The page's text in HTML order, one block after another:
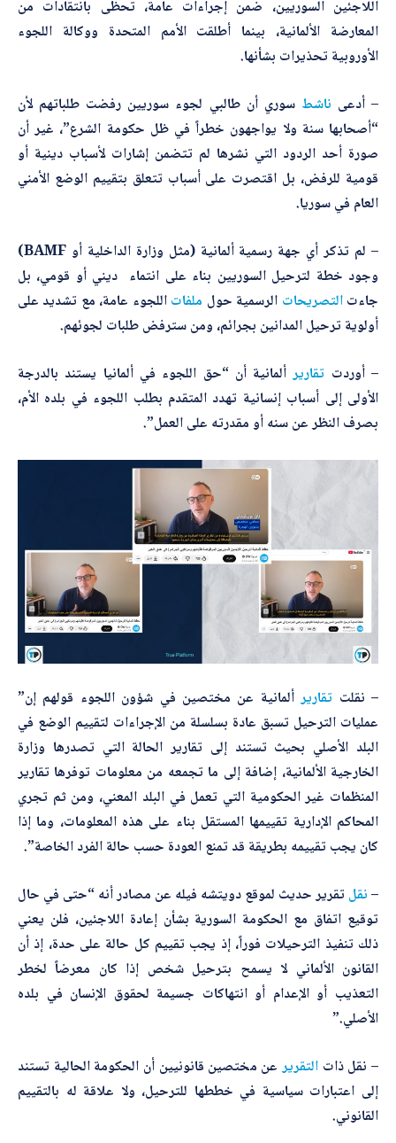
اللاجئين السوريين، ضمن إجراءات عامة، تحظى بانتقادات من
المعارضة الألمانية، بينما أطلقت الأمم المتحدة ووكالة اللجوء
الأوروبية تحذيرات بشأنها.
– أدعى ناشط سوري أن طالبي لجوء سوريين رفضت طلباتهم لأن
“أصحابها سنة ولا يواجهون خطراً في ظل حكومة الشرع”، غير أن
صورة أحد الردود التي نشرها لم تتضمن إشارات لأسباب دينية أو
قومية للرفض، بل اقتصرت على أسباب تتعلق بتقييم الوضع الأمني
العام في سوريا.
– لم تذكر أي جهة رسمية ألمانية (مثل وزارة الداخلية أو BAMF)
وجود خطة لترحيل السوريين بناء على انتماء ديني أو قومي، بل
جاءتالتصريحات الرسمية حول ملفاتاللجوء عامة، مع تشديد على
أولوية ترحيل المدانين بجرائم، ومن سترفض طلبات لجوئهم.
– أوردت تقاريرألمانية أن “حق اللجوء في ألمانيا يستند بالدرجة
الأولى إلى أسباب إنسانية تهدد المتقدم بطلب اللجوء في بلده الأم،
بصرف النظر عن سنه أو مقدرته على العمل”.
– نقلت تقاريرألمانية عن مختصين في شؤون اللجوء قولهم إن”
عمليات الترحيل تسبق عادة بسلسلة من الإجراءات لتقييم الوضع في
البلد الأصلي بحيث تستند إلى تقارير الحالة التي تصدرها وزارة
الخارجية الألمانية، إضافة إلى ما تجمعه من معلومات توفرها تقارير
المنظمات غير الحكومية التي تعمل في البلد المعني، ومن ثم تجري
المحاكم الإدارية تقييمها المستقل بناء على هذه المعلومات، وما إذا
كان يجب تقييمه بطريقة قد تمنع العودة حسب حالة الفرد الخاصة”.
–نقل تقرير حديث لموقع دويتشه فيله عن مصادر أنه “حتى في حال
توقيع اتفاق مع الحكومة السورية بشأن إعادة اللاجئين، فلن يعني
ذلك تنفيذ الترحيلات فوراً، إذ يجب تقييم كل حالة على حدة، إذ أن
القانون الألماني لا يسمح بترحيل شخص إذا كان معرضاً لخطر
التعذيب أو الإعدام أو انتهاكات جسيمة لحقوق الإنسان في بلده
الأصلي.”
– نقل ذاتالتقريرعن مختصين قانونيين أن الحكومة الحالية تستند
إلى اعتبارات سياسية في خططها للترحيل، ولا علاقة له بالتقييم
القانوني.